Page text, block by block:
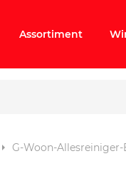
Assortiment
G-Woon-